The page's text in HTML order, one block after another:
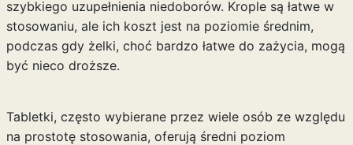
szybkiego uzupełnienia niedoborów. Krople są łatwe w
stosowaniu, ale ich koszt jest na poziomie średnim,
podczas gdy żelki, choć bardzo łatwe do zażycia, mogą
być nieco droższe.
Tabletki, często wybierane przez wiele osób ze względu
na prostotę stosowania, oferują średni poziom